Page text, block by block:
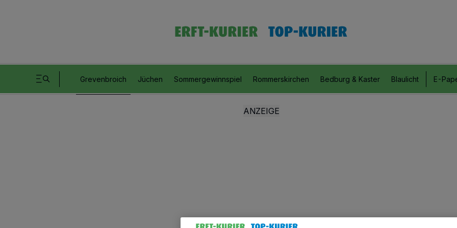
Grevenbroich Jüchen Sommergewinnspiel Rommerskirchen Bedburg & Kaster Blaulicht E-